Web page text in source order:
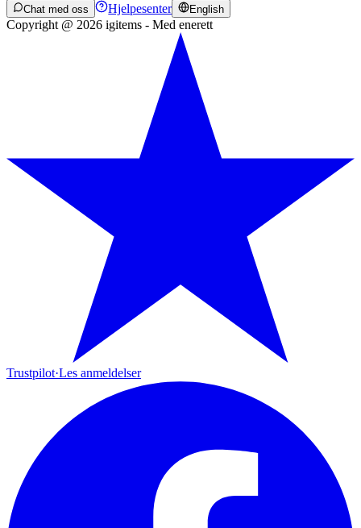
Chat med oss Hjelpesenter English
Copyright @ 2026 igitems - Med enerett
Trustpilot·Les anmeldelser